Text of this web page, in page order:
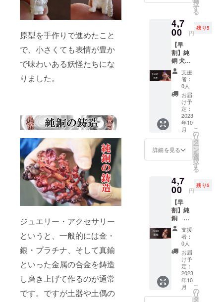
原型を手作りで進めたこと
で、小さくても表情が豊か
で味わいある妖怪たちにな
りました。
ジュエリー・アクセサリー
というと、一般的には金・
銀・プラチナ、そして真鍮
といった金属の合金を鋳造
し磨き上げて作るのが通常
です。ですが土器や土偶の
ラップ
紐：
紫 ※
ポーチ
を添え
てお届
けいた
しま
す。
【注意
事項】
純銅は
硬さを
つける
割金を
入れて
いない
い力を
与える
と曲が
ります
ので、
取り扱
いにご
注意く
ださ
い。
（税
料別）
本体；
純銅
（アン
ティー
ク仕上
げ）※
コート
はして
いませ
んの
で、経
年変化
をして
きま
す。 本
体サイ
幅約19
mm ス
トラッ
プ紐：
紫 ※
ポーチ
を添え
てお届
けいた
しま
す。
択
す
る
4,7
00 円
残り5
【早
割】純
銅 犬
神 限
定５
個 ※
税込・
送料込
みの価
格で
す。 一
般販売
価格：
5,000円
（税
込・送
本体；
純銅
（アン
ティー
ク仕上
げ）※
コート
はして
いませ
んの
で、経
年変化
をして
きま
す。 本
体サイ
支援
者：
0人
お届
け予
定：
2023
年10
月
詳細を見る
こ
の
リ
タ
ー
ン
を
選
択
す
る
4,7
00 円
残り5
【早
割】純
銅 猫
娘 限
定５個
※税込・
送料込
みの価
格で
す。 一
般販売
価格：
5,000円
支援
者：
0人
お届
け予
定：
2023
年10
月
こ
の
リ
タ